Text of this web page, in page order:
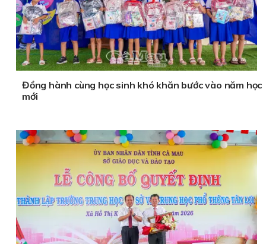
Đồng hành cùng học sinh khó khăn bước vào năm học
mới